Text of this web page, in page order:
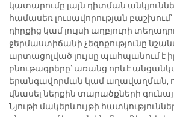
կատարումը լայն դիտման
համասեռ լուսավորության
դիրքից կամ լույսի աղբյուրի
ջերմաստիճանի չեզոքությունը
արտացոլված լույսը պահպանում է
բնութագրերը՝ առանց որևէ
երանգավորման կամ աղավաղման,
վնասել ներքին տարածքների
Նյութի մակերևույթի